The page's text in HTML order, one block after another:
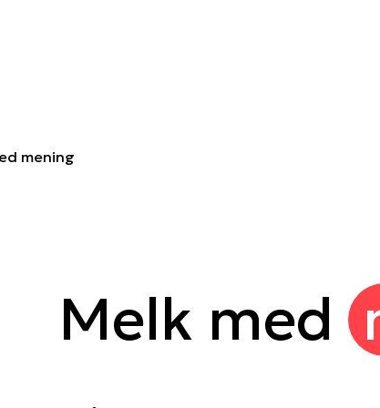
mening
Melk med